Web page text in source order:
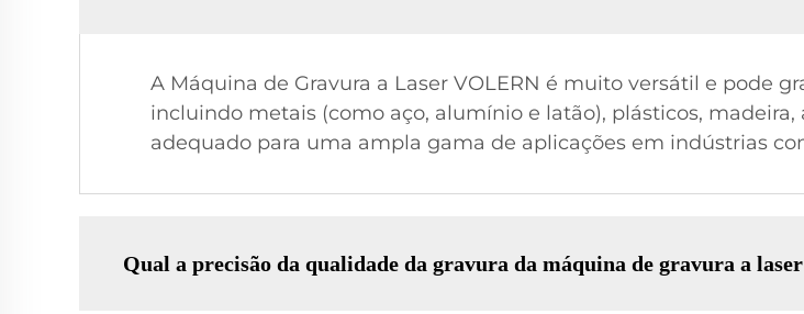
A Máquina de Gravura a Laser VOLERN é muito versátil e pode
incluindo metais (como aço, alumínio e latão), plásticos,
adequado para uma ampla gama de aplicações em indústrias
Qual a precisão da qualidade da gravura da máquina de gravura a